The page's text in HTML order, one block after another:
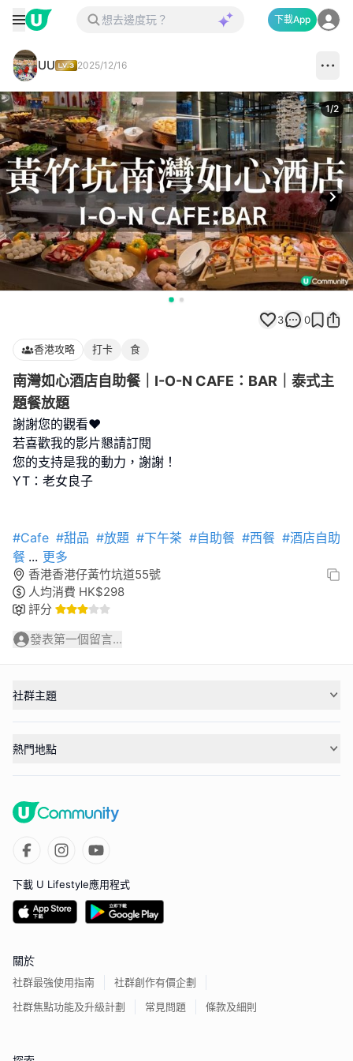
下載App
UU 2025/12/16
1/2
3 0
香港攻略 打卡 食
南灣如心酒店自助餐｜I-O-N CAFE：BAR｜泰式主
題餐放題
謝謝您的觀看❤️
若喜歡我的影片懇請訂閱
您的支持是我的動力，謝謝！
YT：老女良子
#Cafe #甜品 #放題 #下午茶 #自助餐 #西餐 #酒店自助
餐 ... 更多
香港香港仔黃竹坑道55號
人均消費 HK$298
評分
發表第一個留言...
社群主題
熱門地點
下載 U Lifestyle應用程式
關於
社群最強使用指南
社群創作有價企劃
社群焦點功能及升級計劃
常見問題 條款及細則